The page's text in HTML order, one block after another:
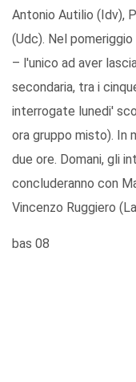
Antonio Autilio (Idv),
(Udc). Nel
– l'unico ad aver
secondaria, tra i
interrogate lunedi'
ora gruppo misto). In
due ore. Domani, gli
concluderanno con
Vincenzo Ruggiero
bas 08